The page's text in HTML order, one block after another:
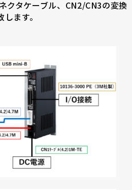
クタケーブル、CN2/CN3の変換
ます。